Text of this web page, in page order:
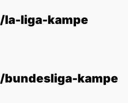
liga-kampe
kampe